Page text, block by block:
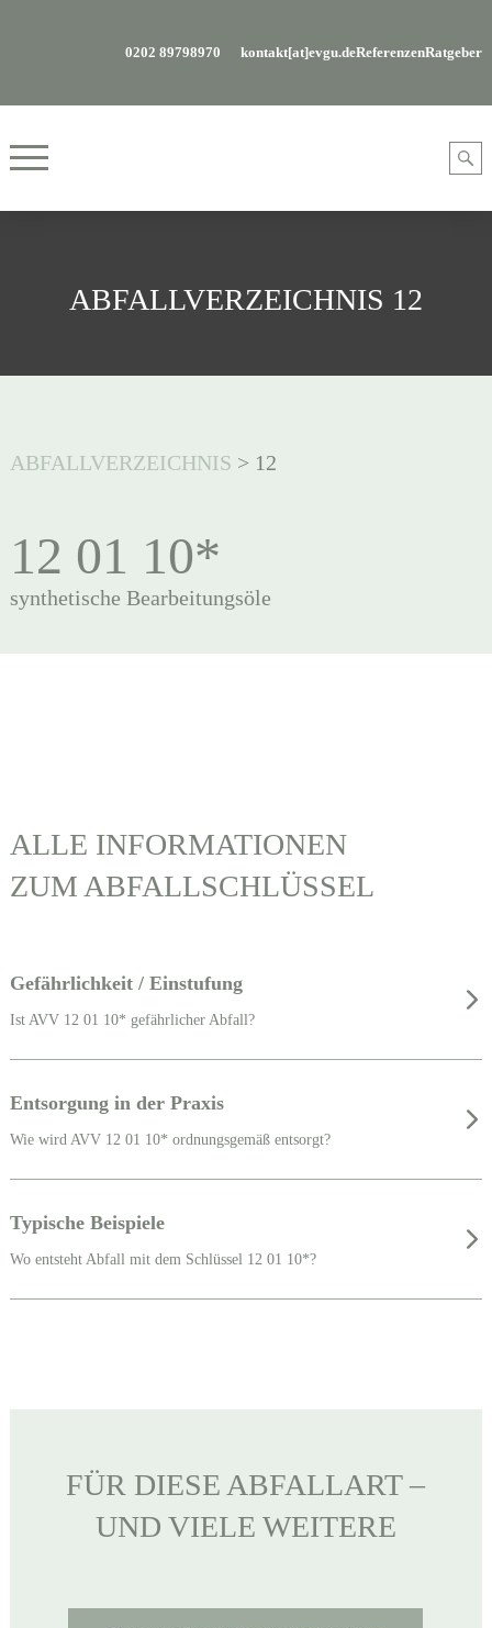
0202 89798970 kontakt[at]evgu.deReferenzenRatgeber
ABFALLVERZEICHNIS 12
ABFALLVERZEICHNIS > 12
12 01 10*
synthetische Bearbeitungsöle
ALLE INFORMATIONEN
ZUM ABFALLSCHLÜSSEL
Gefährlichkeit / Einstufung
Ist AVV 12 01 10* gefährlicher Abfall?
Entsorgung in der Praxis
Wie wird AVV 12 01 10* ordnungsgemäß entsorgt?
Typische Beispiele
Wo entsteht Abfall mit dem Schlüssel 12 01 10*?
FÜR DIESE ABFALLART –
UND VIELE WEITERE